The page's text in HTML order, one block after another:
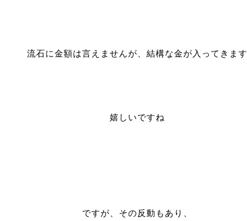
流石に金額は言えませんが、結構な金が入ってきます
嬉しいですね
ですが、その反動もあり、